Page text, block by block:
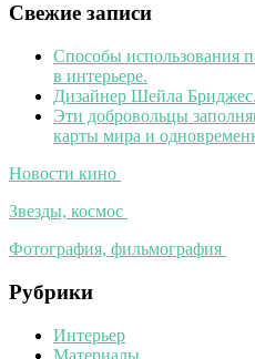
Свежие записи
Способы использования
в интерьере.
Дизайнер Шейла Бриджес.
Эти добровольцы
карты мира и
Новости кино
Звезды, космос
Фотография, фильмография
Рубрики
Интерьер
Материалы